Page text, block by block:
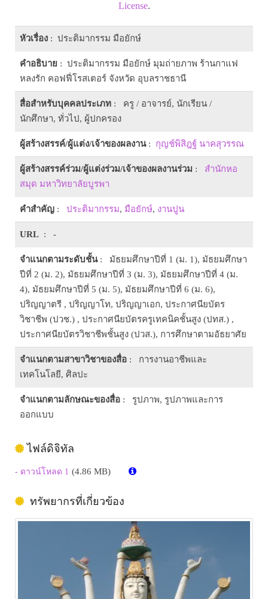
License.
หัวเรื่อง : ประติมากรรม มือยักษ์
คำอธิบาย : ประติมากรรม มือยักษ์ มุมถ่ายภาพ ร้านกาแฟ
หลงรัก คอฟฟี่โรสเตอร์ จังหวัด อุบลราชธานี
สื่อสำหรับบุคคลประเภท : ครู / อาจารย์, นักเรียน /
นักศึกษา, ทั่วไป, ผู้ปกครอง
ผู้สร้างสรรค์/ผู้แต่ง/เจ้าของผลงาน: กุญช์พิสิฎฐ์ นาคสุวรรณ
ผู้สร้างสรรค์ร่วม/ผู้แต่งร่วม/เจ้าของผลงานร่วม : สำนักหอ
สมุด มหาวิทยาลัยบูรพา
คำสำคัญ : ประติมากรรม, มือยักษ์, งานปูน
URL : -
จำแนกตามระดับชั้น: มัธยมศึกษาปีที่ 1 (ม. 1), มัธยมศึกษา
ปีที่ 2 (ม. 2), มัธยมศึกษาปีที่ 3 (ม. 3), มัธยมศึกษาปีที่ 4 (ม.
4), มัธยมศึกษาปีที่ 5 (ม. 5), มัธยมศึกษาปีที่ 6 (ม. 6),
ปริญญาตรี , ปริญญาโท, ปริญญาเอก, ประกาศนียบัตร
วิชาชีพ (ปวช.) , ประกาศนียบัตรครูเทคนิคชั้นสูง (ปทส.) ,
ประกาศนียบัตรวิชาชีพชั้นสูง (ปวส.), การศึกษาตามอัธยาศัย
จำแนกตามสาขาวิชาของสื่อ : การงานอาชีพและ
เทคโนโลยี, ศิลปะ
จำแนกตามลักษณะของสื่อ : รูปภาพ, รูปภาพและการ
ออกแบบ
ไฟล์ดิจิทัล
- ดาวน์โหลด 1 (4.86 MB)
ทรัพยากรที่เกี่ยวข้อง